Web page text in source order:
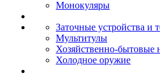
Монокуляры
Заточные устройства и
Мультитулы
Хозяйственно-бытовые
Холодное оружие